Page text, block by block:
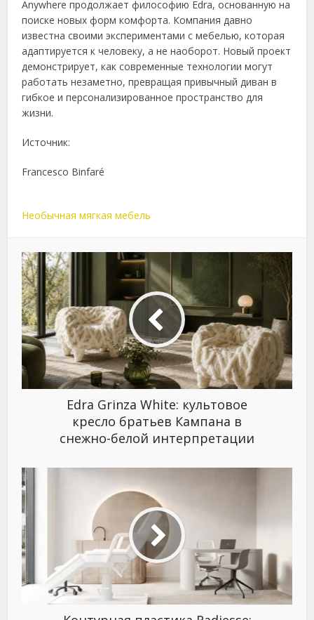
Anywhere продолжает философию Edra, основанную на
поиске новых форм комфорта. Компания давно
известна своими экспериментами с мебелью, которая
адаптируется к человеку, а не наоборот. Новый проект
демонстрирует, как современные технологии могут
работать незаметно, превращая привычный диван в
гибкое и персонализированное пространство для
жизни.
Источник:
Francesco Binfaré
Необычная мягкая мебель
Edra Grinza White: культовое
кресло братьев Кампана в
снежно-белой интерпретации